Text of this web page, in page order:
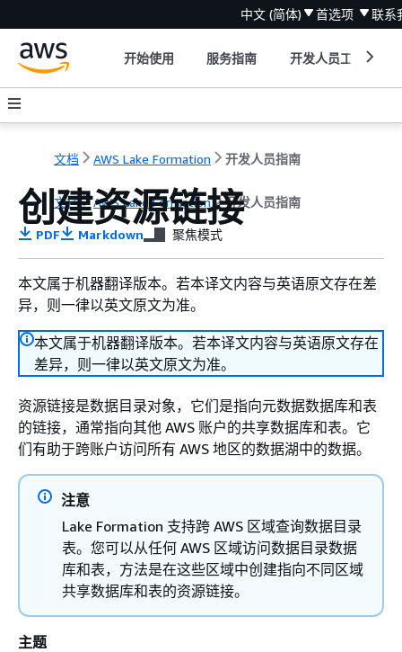
中文 (简体) 首选项 联系
开始使用 服务指南 开发人员工具
文档 AWS Lake Formation 开发人员指南
文档 AWS Lake Formation 开发人员指南
创建资源链接
PDF Markdown 聚焦模式
本文属于机器翻译版本。若本译文内容与英语原文存在差
异，则一律以英文原文为准。
本文属于机器翻译版本。若本译文内容与英语原文存在
差异，则一律以英文原文为准。
资源链接是数据目录对象，它们是指向元数据数据库和表
的链接，通常指向其他 AWS 账户的共享数据库和表。它
们有助于跨账户访问所有 AWS 地区的数据湖中的数据。
注意
Lake Formation 支持跨 AWS 区域查询数据目录
表。您可以从任何 AWS 区域访问数据目录数据
库和表，方法是在这些区域中创建指向不同区域
共享数据库和表的资源链接。
主题